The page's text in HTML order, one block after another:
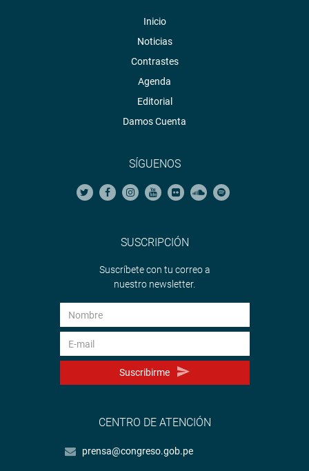
Inicio
Noticias
Contrastes
Agenda
Editorial
Damos Cuenta
SÍGUENOS
SUSCRIPCIÓN
Suscríbete con tu correo a
nuestro newsletter.
Suscribirme
CENTRO DE ATENCIÓN
prensa@congreso.gob.pe